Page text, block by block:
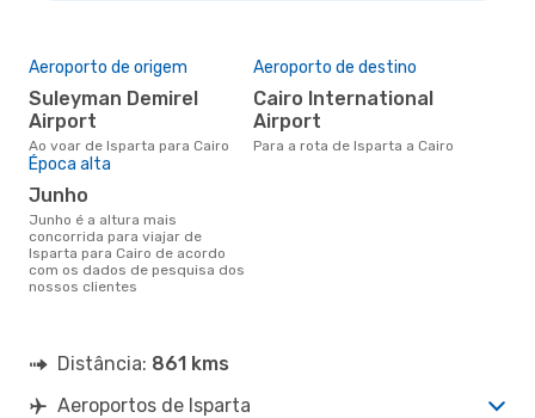
Aeroporto de origem
Suleyman Demirel
Airport
Ao voar de Isparta para Cairo
Aeroporto de destino
Cairo International
Airport
Para a rota de Isparta a Cairo
Época alta
junho
junho é a altura mais
concorrida para viajar de
Isparta para Cairo de acordo
com os dados de pesquisa dos
nossos clientes
Distância: 861 kms
Aeroportos de Isparta